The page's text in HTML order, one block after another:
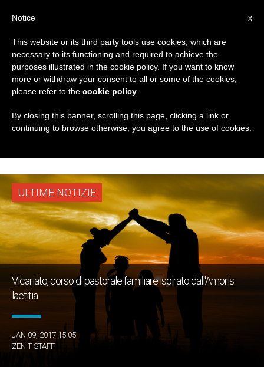
TAG
Posts Tagged
‘Pontificio Seminario
Romano Maggiore’
ULTIME NOTIZIE
Vicariato, corso di pastorale familiare ispirato dall'Amoris
laetitia
JAN 09, 2017 15:05
ZENIT STAFF
x
Notice
This website or its third party tools use cookies, which are
necessary to its functioning and required to achieve the
purposes illustrated in the cookie policy. If you want to know
more or withdraw your consent to all or some of the cookies,
please refer to the cookie policy
By closing this banner, scrolling this page, clicking a link or
continuing to browse otherwise, you agree to the use of cookies.